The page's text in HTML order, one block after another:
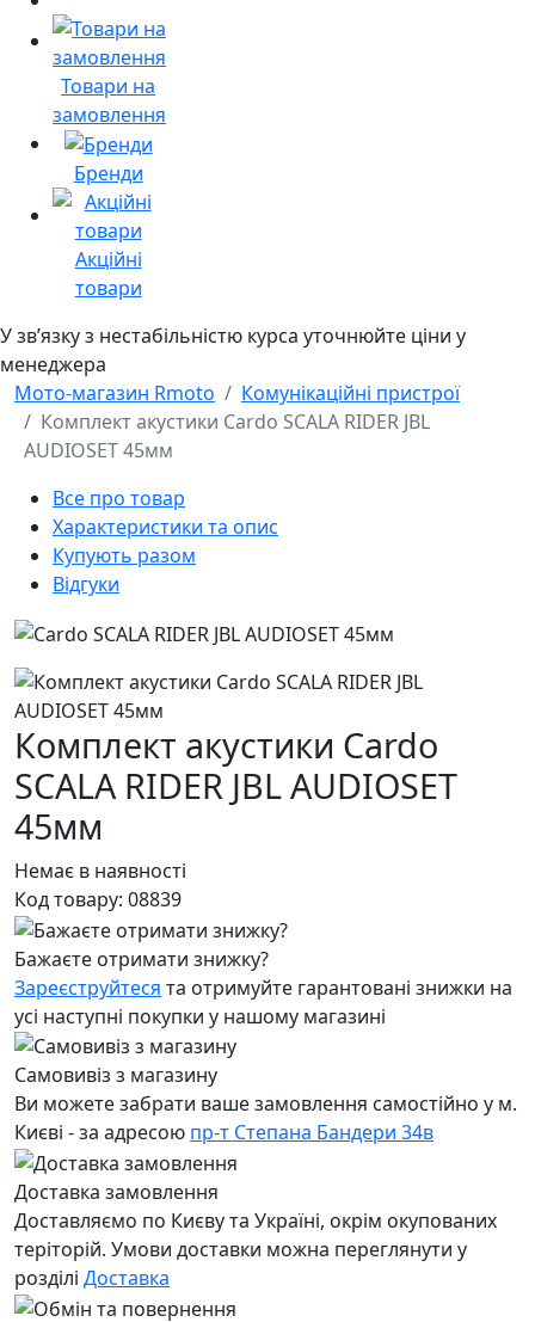
Товари на
замовлення
Бренди
Акційні
товари
У звʼязку з нестабільністю курса уточнюйте ціни у
менеджера
Мото-магазин Rmoto
Комунікаційні пристрої
Комплект акустики Cardo SCALA RIDER JBL
AUDIOSET 45мм
Все про товар
Характеристики та опис
Купують разом
Відгуки
Комплект акустики Cardo
SCALA RIDER JBL AUDIOSET
45мм
Немає в наявності
Код товару: 08839
Бажаєте отримати знижку?
Зареєструйтеся та отримуйте гарантовані знижки на
усі наступні покупки у нашому магазині
Самовивіз з магазину
Ви можете забрати ваше замовлення самостійно у м.
Києві - за адресою пр-т Степана Бандери 34в
Доставка замовлення
Доставляємо по Києву та Україні, окрім окупованих
теріторій. Умови доставки можна переглянути у
розділі Доставка